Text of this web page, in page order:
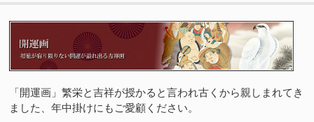
「開運画」繁栄と吉祥が授かると言われ古くから親しまれてき
ました、年中掛けにもご愛顧ください。